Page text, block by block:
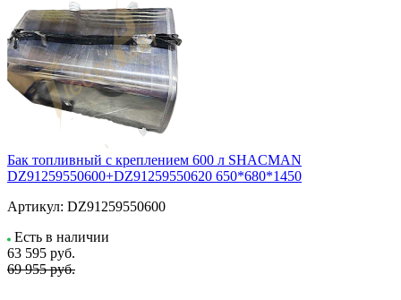
Бак топливный с креплением 600 л SHACMAN
DZ91259550600+DZ91259550620 650*680*1450
Артикул: DZ91259550600
Есть в наличии
63 595 руб.
69 955 руб.